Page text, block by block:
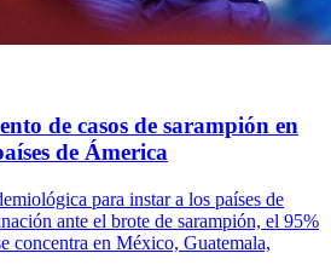
de casos de sarampión en
de Ámerica
para instar a los países de
ante el brote de sarampión, el 95%
concentra en México, Guatemala,